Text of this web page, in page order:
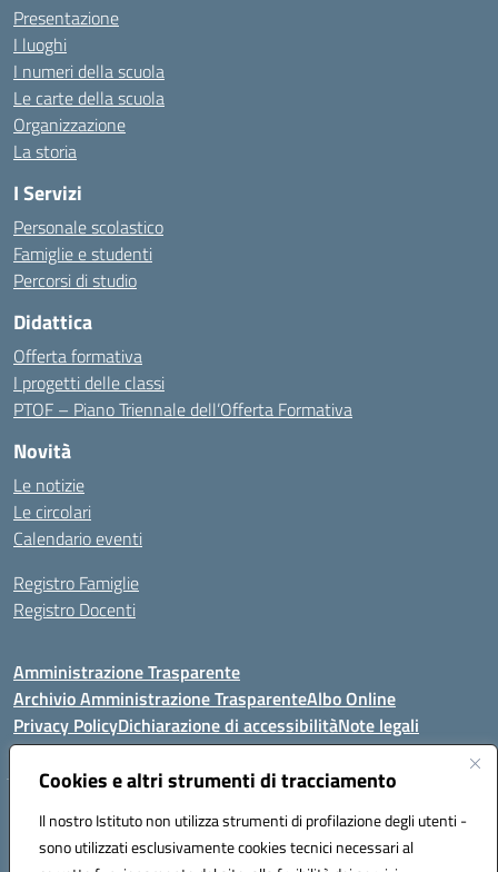
Cookies e altri strumenti di tracciamento
Il nostro Istituto non utilizza strumenti di profilazione degli utenti -
sono utilizzati esclusivamente cookies tecnici necessari al
Presentazione
I luoghi
I numeri della scuola
Le carte della scuola
Organizzazione
La storia
I Servizi
Personale scolastico
Famiglie e studenti
Percorsi di studio
Didattica
Offerta formativa
I progetti delle classi
PTOF – Piano Triennale dell’Offerta Formativa
Novità
Le notizie
Le circolari
Calendario eventi
Registro Famiglie
Registro Docenti
Amministrazione Trasparente
Archivio Amministrazione TrasparenteAlbo Online
Privacy PolicyDichiarazione di accessibilitàNote legali
Istituto Comprensivo Statale
Via Cupa Campanariello, 5 - 80059, Torre del Greco (NA)